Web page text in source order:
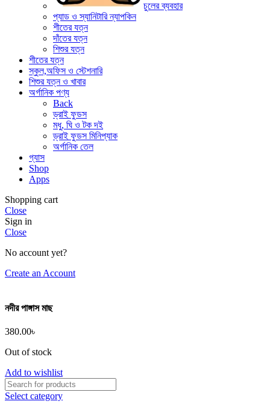
চুলের ব্যবহার
প্যাড ও স্যানিটারি ন্যাপকিন
শীতের যত্ন
দাঁতের যত্ন
শিশুর যত্ন
শীতের যত্ন
স্কুল,অফিস ও স্টেশনারি
শিশুর যত্ন ও খাবার
অর্গানিক পণ্য
Back
ড্রাই ফুডস
মধু, ঘি ও টক দই
ড্রাই ফুডস মিনিপ্যাক
অর্গানিক তেল
গ্যাস
Shop
Apps
Shopping cart
Close
Sign in
Close
No account yet?
Create an Account
নদীর পাঙ্গাস মাছ
380.00৳
Out of stock
Add to wishlist
Select category